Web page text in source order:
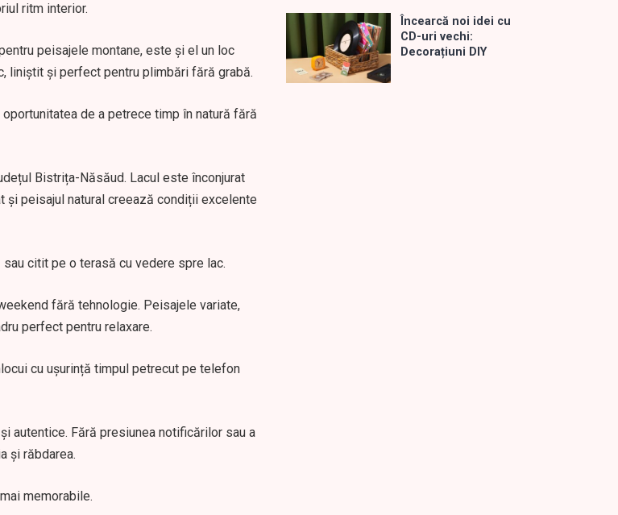
ritm interior.
peisajele montane, este și el un loc
liniștit și perfect pentru plimbări fără grabă.
de a petrece timp în natură fără
Bistrița-Năsăud. Lacul este înconjurat
și peisajul natural creează condiții excelente
citit pe o terasă cu vedere spre lac.
fără tehnologie. Peisajele variate,
perfect pentru relaxare.
cu ușurință timpul petrecut pe telefon
autentice. Fără presiunea notificărilor sau a
și răbdarea.
memorabile.
Încearcă noi idei cu
CD-uri vechi:
Decorațiuni DIY